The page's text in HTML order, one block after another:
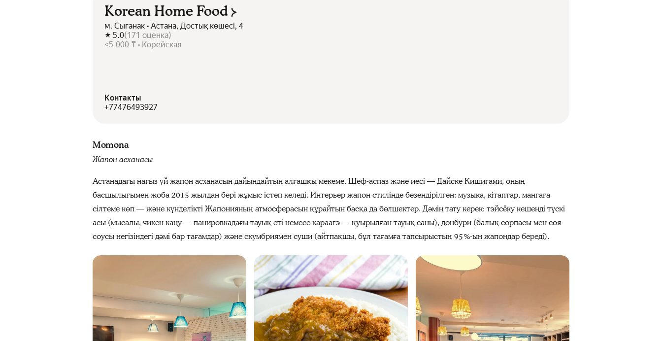
Korean Home Food
м. Сыганак • Астана, Достық көшесі, 4
5.0(171 оценка)
<5 000 ₸ • Корейская
Контакты
+77476493927
Momona
Жапон асханасы
Астанадағы нағыз үй жапон асханасын дайындайтын алғашқы мекеме. Шеф-аспаз және иесі — Дайске Кишигами, оның
басшылығымен жоба 2015 жылдан бері жұмыс істеп келеді. Интерьер жапон стилінде безендірілген: музыка, кітаптар, мангаға
сілтеме көп — және күнделікті Жапонияның атмосферасын құрайтын басқа да бөлшектер. Дәмін тату керек: тэйсёку кешенді түскі
асы (мысалы, чикен кацу — панировкадағы тауық еті немесе караагэ — қуырылған тауық саны), донбури (балық сорпасы мен соя
соусы негізіндегі дәмі бар тағамдар) және скумбриямен суши (айтпақшы, бұл тағамға тапсырыстың 95 %-ын жапондар береді).